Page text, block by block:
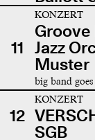
11
KONZERT
Groove
Jazz
Muster
big band
12
KONZERT
SGB